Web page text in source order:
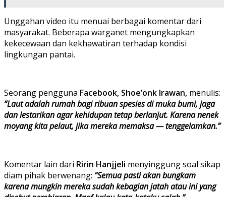
Unggahan video itu menuai berbagai komentar dari
masyarakat. Beberapa warganet mengungkapkan
kekecewaan dan kekhawatiran terhadap kondisi
lingkungan pantai.
Seorang pengguna Facebook, Shoe’onk Irawan, menulis:
“Laut adalah rumah bagi ribuan spesies di muka bumi, jaga
dan lestarikan agar kehidupan tetap berlanjut. Karena nenek
moyang kita pelaut, jika mereka memaksa — tenggelamkan.”
Komentar lain dari Ririn Hanjjeli menyinggung soal sikap
diam pihak berwenang: “Semua pasti akan bungkam
karena mungkin mereka sudah kebagian jatah atau ini yang